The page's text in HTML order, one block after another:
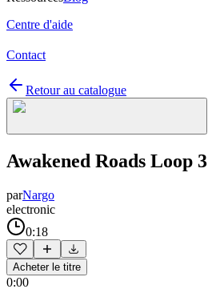
Centre d'aide
Contact
Retour au catalogue
Awakened Roads Loop 3
parNargo
electronic
0:18
Acheter le titre
0:00